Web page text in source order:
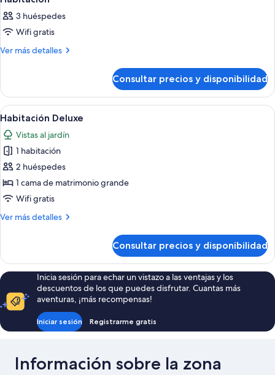
todas
las
fotos
de
3 huéspedes
Wifi gratis
Ver más detalles
Más
Consultar precios y disponibilidad
Abrir
todas
las
fotos
de
Habitación
Deluxe
Un edificio de dos pisos con un
1
Habitación Deluxe
Vistas al jardín
1 habitación
2 huéspedes
1 cama de matrimonio grande
Wifi gratis
Ver más detalles
Más
Deluxe
Consultar precios y disponibilidad
Inicia sesión para echar un vistazo a las ventajas y los
descuentos de los que puedes disfrutar. Cuantas más
aventuras, ¡más recompensas!
Iniciar sesión Registrarme gratis
Información sobre la zona